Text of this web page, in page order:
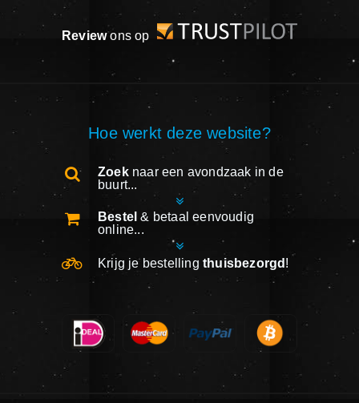
Reviewons op
Hoe werkt deze website?
Zoeknaar een avondzaak in de
buurt...
Bestel & betaal eenvoudig
online...
Krijg je bestelling thuisbezorgd !